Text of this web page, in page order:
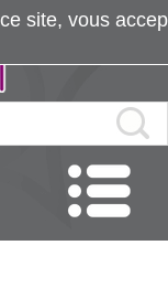
site, vous